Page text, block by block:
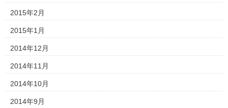
2015年2月
2015年1月
2014年12月
2014年11月
2014年10月
2014年9月